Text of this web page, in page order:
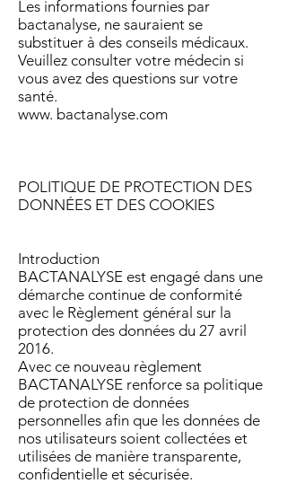
Les informations fournies par
bactanalyse, ne sauraient se
substituer à des conseils médicaux.
Veuillez consulter votre médecin si
vous avez des questions sur votre
santé.
www. bactanalyse.com
POLITIQUE DE PROTECTION DES
DONNÉES ET DES COOKIES
Introduction
BACTANALYSE est engagé dans une
démarche continue de conformité
avec le Règlement général sur la
protection des données du 27 avril
2016.
Avec ce nouveau règlement
BACTANALYSE renforce sa politique
de protection de données
personnelles afin que les données de
nos utilisateurs soient collectées et
utilisées de manière transparente,
confidentielle et sécurisée.